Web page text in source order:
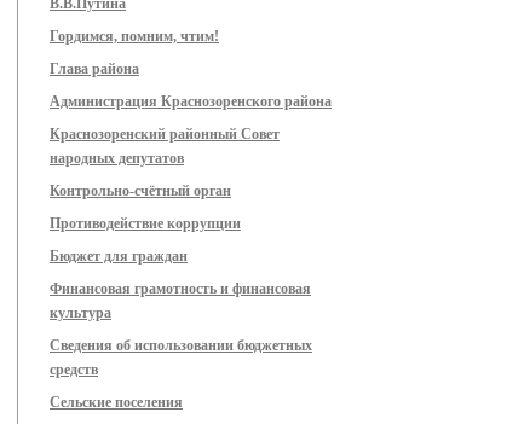
В.В.Путина
Гордимся, помним, чтим!
Глава района
Администрация Краснозоренского района
Краснозоренский районный Совет
народных депутатов
Контрольно-счётный орган
Противодействие коррупции
Бюджет для граждан
Финансовая грамотность и финансовая
культура
Сведения об использовании бюджетных
средств
Сельские поселения